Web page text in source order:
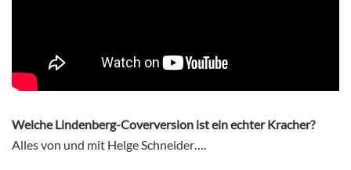
Welche Lindenberg-Coverversion ist ein echter Kracher?
Alles von und mit Helge Schneider….